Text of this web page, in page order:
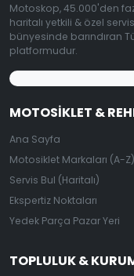
Motoskop, 45.000'den
haritalı yetkili & özel
bünyesinde barındıran
platformudur.
MOTOSIKLET &
Ana Sayfa
Motosiklet Markaları (A-Z)
Servis Bul (Haritalı)
Ekspertiz Noktaları
Yedek Parça Pazar Yeri
TOPLULUK &